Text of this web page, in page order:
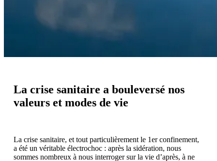
La crise sanitaire a bouleversé nos
valeurs et modes de vie
La crise sanitaire, et tout particulièrement le 1er confinement,
a été un véritable électrochoc : après la sidération, nous
sommes nombreux à nous interroger sur la vie d’après, à ne